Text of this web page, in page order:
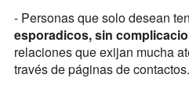
- Personas que solo desean
esporadicos, sin
relaciones que exijan mucha
través de páginas de contactos.